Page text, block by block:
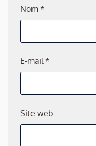
Nom *
E-mail *
Site web